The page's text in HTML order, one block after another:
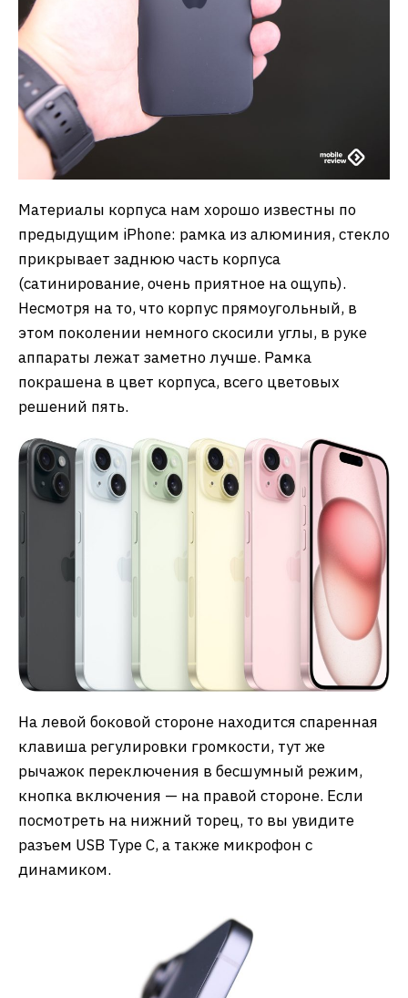
Материалы корпуса нам хорошо известны по
предыдущим iPhone: рамка из алюминия, стекло
прикрывает заднюю часть корпуса
(сатинирование, очень приятное на ощупь).
Несмотря на то, что корпус прямоугольный, в
этом поколении немного скосили углы, в руке
аппараты лежат заметно лучше. Рамка
покрашена в цвет корпуса, всего цветовых
решений пять.
На левой боковой стороне находится спаренная
клавиша регулировки громкости, тут же
рычажок переключения в бесшумный режим,
кнопка включения — на правой стороне. Если
посмотреть на нижний торец, то вы увидите
разъем USB Type C, а также микрофон с
динамиком.